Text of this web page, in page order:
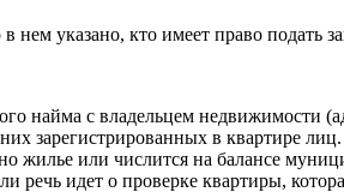
указано, кто имеет право подать
найма с владельцем недвижимости
зарегистрированных в квартире лиц.
жилье или числится на балансе
идет о проверке квартиры,